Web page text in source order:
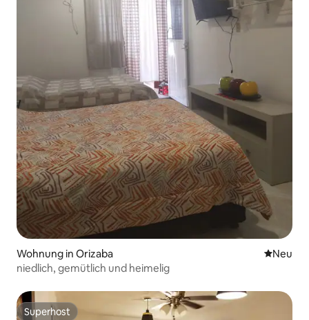
Wohnung in Orizaba Neue
Neu
niedlich, gemütlich und heimelig
Superhost
Superhost